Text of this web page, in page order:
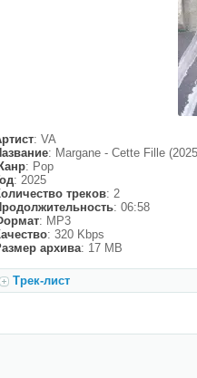
: VA
: Margane - Cette Fille
: Pop
: 2025
треков: 2
: 06:58
: MP3
: 320 Kbps
архива: 17 MB
Трек-лист